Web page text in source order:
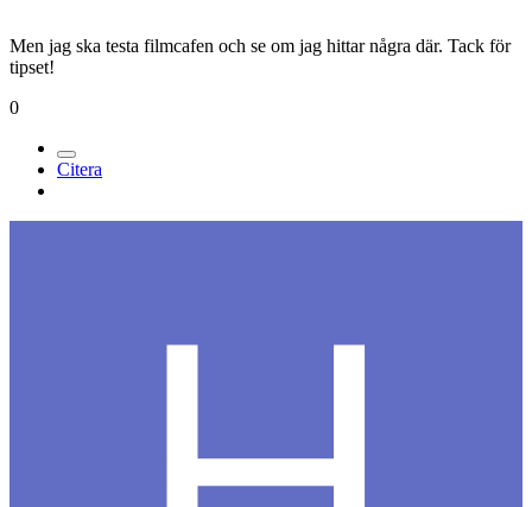
Men jag ska testa filmcafen och se om jag hittar några där. Tack för
tipset!
0
Citera